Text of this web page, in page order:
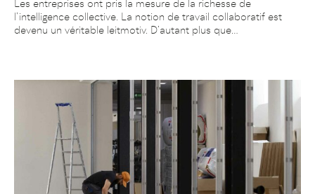
Les entreprises ont pris la mesure de la richesse de
l’intelligence collective. La notion de travail collaboratif est
devenu un véritable leitmotiv. D’autant plus que…